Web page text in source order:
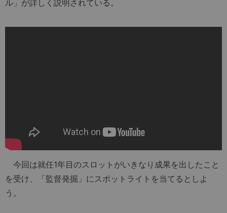
ル」が詳しく説明されている。
今回は就任1年目のスロットがいきなり成果を出したこと
を受け、「監督発掘」にスポットライトを当てるとしよ
う。